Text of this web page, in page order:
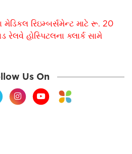
મેડિકલ રિઇમ્બર્સમેન્ટ માટે રૂ. 20
રેલવે હોસ્પિટલના ક્લાર્ક સામે
Us On